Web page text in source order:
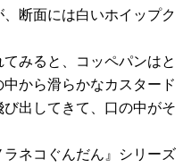
断面には白いホイップク
みると、コッペパンはと
から滑らかなカスタード
出してきて、口の中がそ
ネコぐんだん』シリーズ